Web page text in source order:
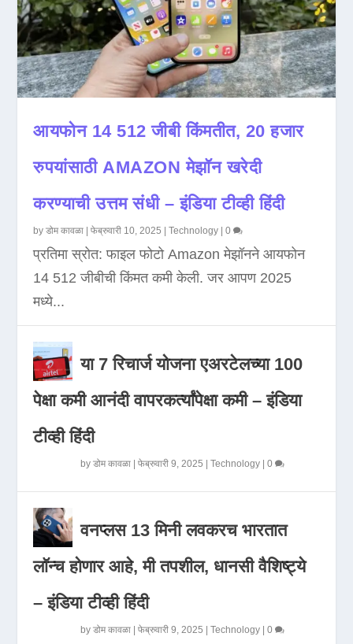
आयफोन 14 512 जीबी किंमतीत, 20 हजार
रुपयांसाठी AMAZON मेझॉन खरेदी
करण्याची उत्तम संधी – इंडिया टीव्ही हिंदी
byडोम कावळा |फेब्रुवारी 10, 2025 |Technology |0
प्रतिमा स्रोत: फाइल फोटो Amazon मेझॉनने आयफोन
14 512 जीबीची किंमत कमी केली. जर आपण 2025
मध्ये...
या 7 रिचार्ज योजना एअरटेलच्या 100
पेक्षा कमी आनंदी वापरकर्त्यांपेक्षा कमी – इंडिया
टीव्ही हिंदी
byडोम कावळा |फेब्रुवारी 9, 2025 |Technology |0
वनप्लस 13 मिनी लवकरच भारतात
लॉन्च होणार आहे, मी तपशील, धानसी वैशिष्ट्ये
– इंडिया टीव्ही हिंदी
byडोम कावळा |फेब्रुवारी 9, 2025 |Technology |0